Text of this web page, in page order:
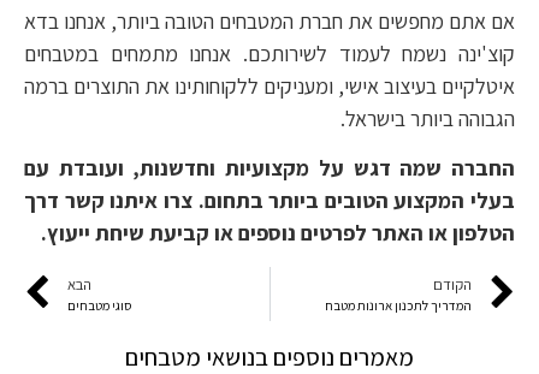
אם אתם מחפשים את חברת המטבחים הטובה ביותר, אנחנו בדא
קוצ'ינה נשמח לעמוד לשירותכם. אנחנו מתמחים במטבחים
איטלקיים בעיצוב אישי, ומעניקים ללקוחותינו את התוצרים ברמה
הגבוהה ביותר בישראל.
החברה שמה דגש על מקצועיות וחדשנות, ועובדת עם
בעלי המקצוע הטובים ביותר בתחום. צרו איתנו קשר דרך
הטלפון או האתר לפרטים נוספים או קביעת שיחת ייעוץ.
הקודם
המדריך לתכנון ארונות מטבח
הבא
סוגי מטבחים
מאמרים נוספים בנושאי מטבחים